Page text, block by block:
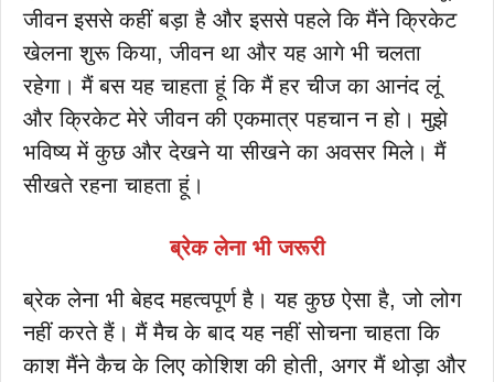
जीवन इससे कहीं बड़ा है और इससे पहले कि मैंने क्रिकेट
खेलना शुरू किया, जीवन था और यह आगे भी चलता
रहेगा। मैं बस यह चाहता हूं कि मैं हर चीज का आनंद लूं
और क्रिकेट मेरे जीवन की एकमात्र पहचान न हो। मुझे
भविष्य में कुछ और देखने या सीखने का अवसर मिले। मैं
सीखते रहना चाहता हूं।
ब्रेक लेना भी जरूरी
ब्रेक लेना भी बेहद महत्वपूर्ण है। यह कुछ ऐसा है, जो लोग
नहीं करते हैं। मैं मैच के बाद यह नहीं सोचना चाहता कि
काश मैंने कैच के लिए कोशिश की होती, अगर मैं थोड़ा और